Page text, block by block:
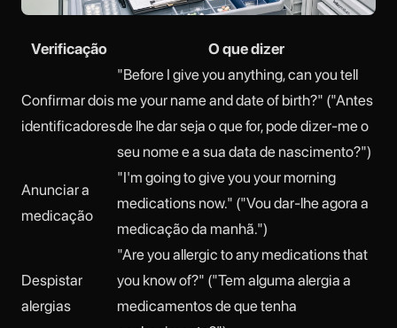
Verificação O que dizer
Confirmar dois
identificadores
"Before I give you anything, can you tell
me your name and date of birth?" ("Antes
de lhe dar seja o que for, pode dizer-me o
seu nome e a sua data de nascimento?")
Anunciar a
medicação
"I'm going to give you your morning
medications now." ("Vou dar-lhe agora a
medicação da manhã.")
Despistar
alergias
"Are you allergic to any medications that
you know of?" ("Tem alguma alergia a
medicamentos de que tenha